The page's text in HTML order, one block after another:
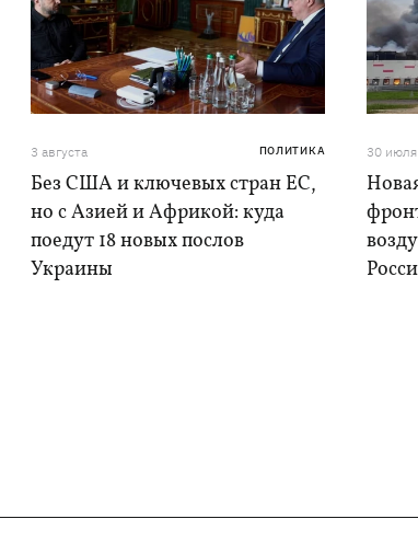
3 августа ПОЛИТИКА
Без США и ключевых стран ЕС,
но с Азией и Африкой: куда
поедут 18 новых послов
Украины
30 июля